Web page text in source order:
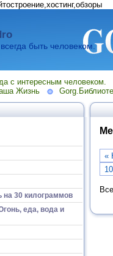
быть человеком.
с интересным человеком.
Жизнь
на 30 килограммов
еда, вода и
«
10